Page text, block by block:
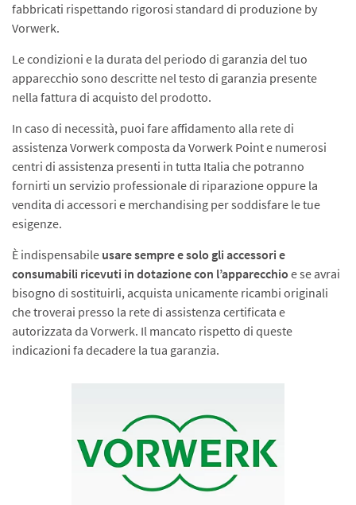
fabbricati rispettando rigorosi standard di produzione by
Vorwerk.
Le condizioni e la durata del periodo di garanzia del tuo
apparecchio sono descritte nel testo di garanzia presente
nella fattura di acquisto del prodotto.
In caso di necessità, puoi fare affidamento alla rete di
assistenza Vorwerk composta da Vorwerk Point e numerosi
centri di assistenza presenti in tutta Italia che potranno
fornirti un servizio professionale di riparazione oppure la
vendita di accessori e merchandising per soddisfare le tue
esigenze.
È indispensabile usare sempre e solo gli accessori e
consumabili ricevuti in dotazione con l’apparecchio e se avrai
bisogno di sostituirli, acquista unicamente ricambi originali
che troverai presso la rete di assistenza certificata e
autorizzata da Vorwerk. Il mancato rispetto di queste
indicazioni fa decadere la tua garanzia.